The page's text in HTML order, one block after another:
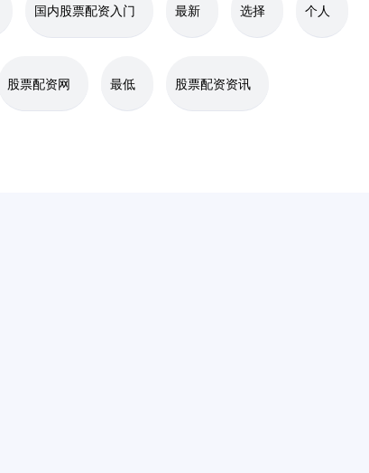
国内股票配资入门 最新 选择 个人
股票配资网 最低 股票配资资讯